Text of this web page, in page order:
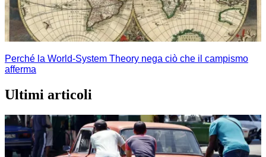
Perché la World-System Theory nega ciò che il campismo
afferma
Ultimi articoli